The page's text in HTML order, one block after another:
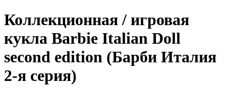
Коллекционная / игровая
кукла Barbie Italian Doll
second edition (Барби Италия
2-я серия)